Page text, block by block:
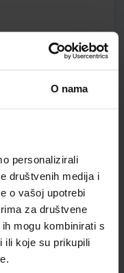
O nama
personalizirali
društvenih medija i
o vašoj upotrebi
za društvene
mogu kombinirati s
ili koje su prikupili
četvrti razred
Karmena
razredu gimnazije s